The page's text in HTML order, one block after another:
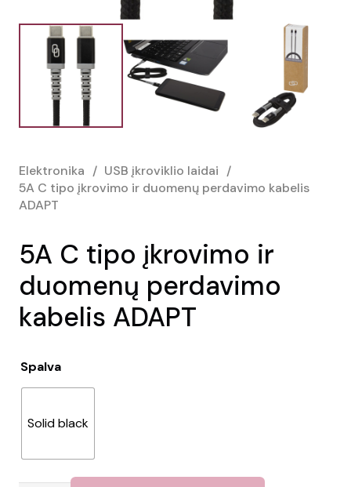
Elektronika / USB įkroviklio laidai /
5A C tipo įkrovimo ir duomenų perdavimo kabelis
ADAPT
5A C tipo įkrovimo ir
duomenų perdavimo
kabelis ADAPT
Spalva
Solid black